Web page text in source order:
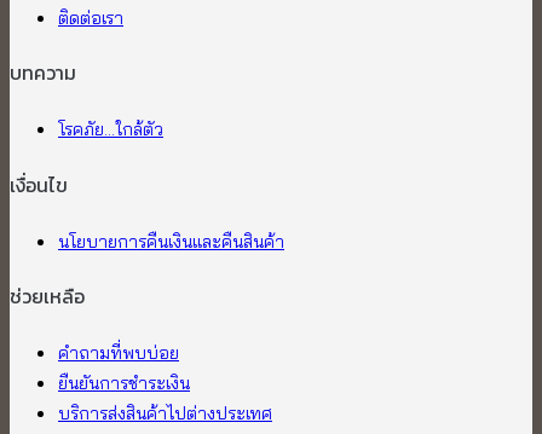
ติดต่อเรา
บทความ
โรคภัย...ใกล้ตัว
เงื่อนไข
นโยบายการคืนเงินและคืนสินค้า
ช่วยเหลือ
คำถามที่พบบ่อย
ยืนยันการชำระเงิน
บริการส่งสินค้าไปต่างประเทศ